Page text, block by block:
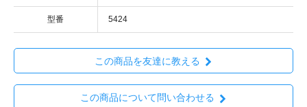
型番 5424
この商品を友達に教える
この商品について問い合わせる